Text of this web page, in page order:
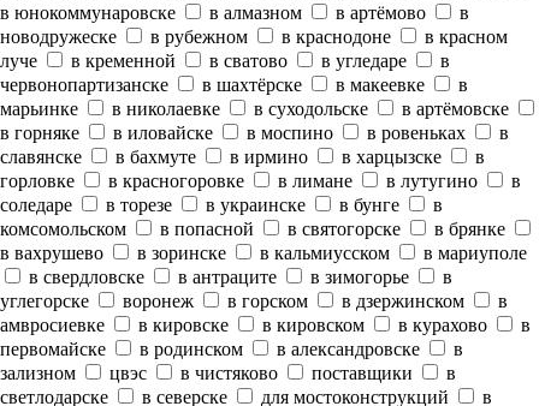
в юнокоммунаровске
в алмазном в артёмово
в
новодружеске
в рубежном в краснодоне
в красном
луче
в кременной в сватово в угледаре
в
червонопартизанске
в шахтёрске в макеевке
в
марьинке
в николаевке в суходольске
в артёмовске
в горняке
в иловайске в моспино в ровеньках
в
славянске
в бахмуте в ирмино в харцызске
в
горловке
в красногоровке в лимане в лутугино
в
соледаре
в торезе в украинске в бунге
в
комсомольском
в попасной в святогорске
в брянке
в вахрушево
в зоринске в кальмиусском
в мариуполе
в свердловске
в антраците в зимогорье
в
углегорске
воронеж в горском в дзержинском
в
амвросиевке
в кировске в кировском в курахово
в
первомайске
в родинском в александровске
в
зализном
цвэс в чистяково поставщики
в
светлодарске
в северске для мостоконструкций в